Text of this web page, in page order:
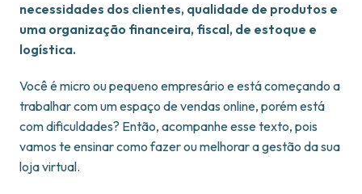
necessidades dos clientes, qualidade de produtos e
uma organização financeira, fiscal, de estoque e
logística.
Você é micro ou pequeno empresário e está começando a
trabalhar com um espaço de vendas online, porém está
com dificuldades? Então, acompanhe esse texto, pois
vamos te ensinar como fazer ou melhorar a gestão da sua
loja virtual.